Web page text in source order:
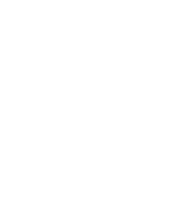
leichte